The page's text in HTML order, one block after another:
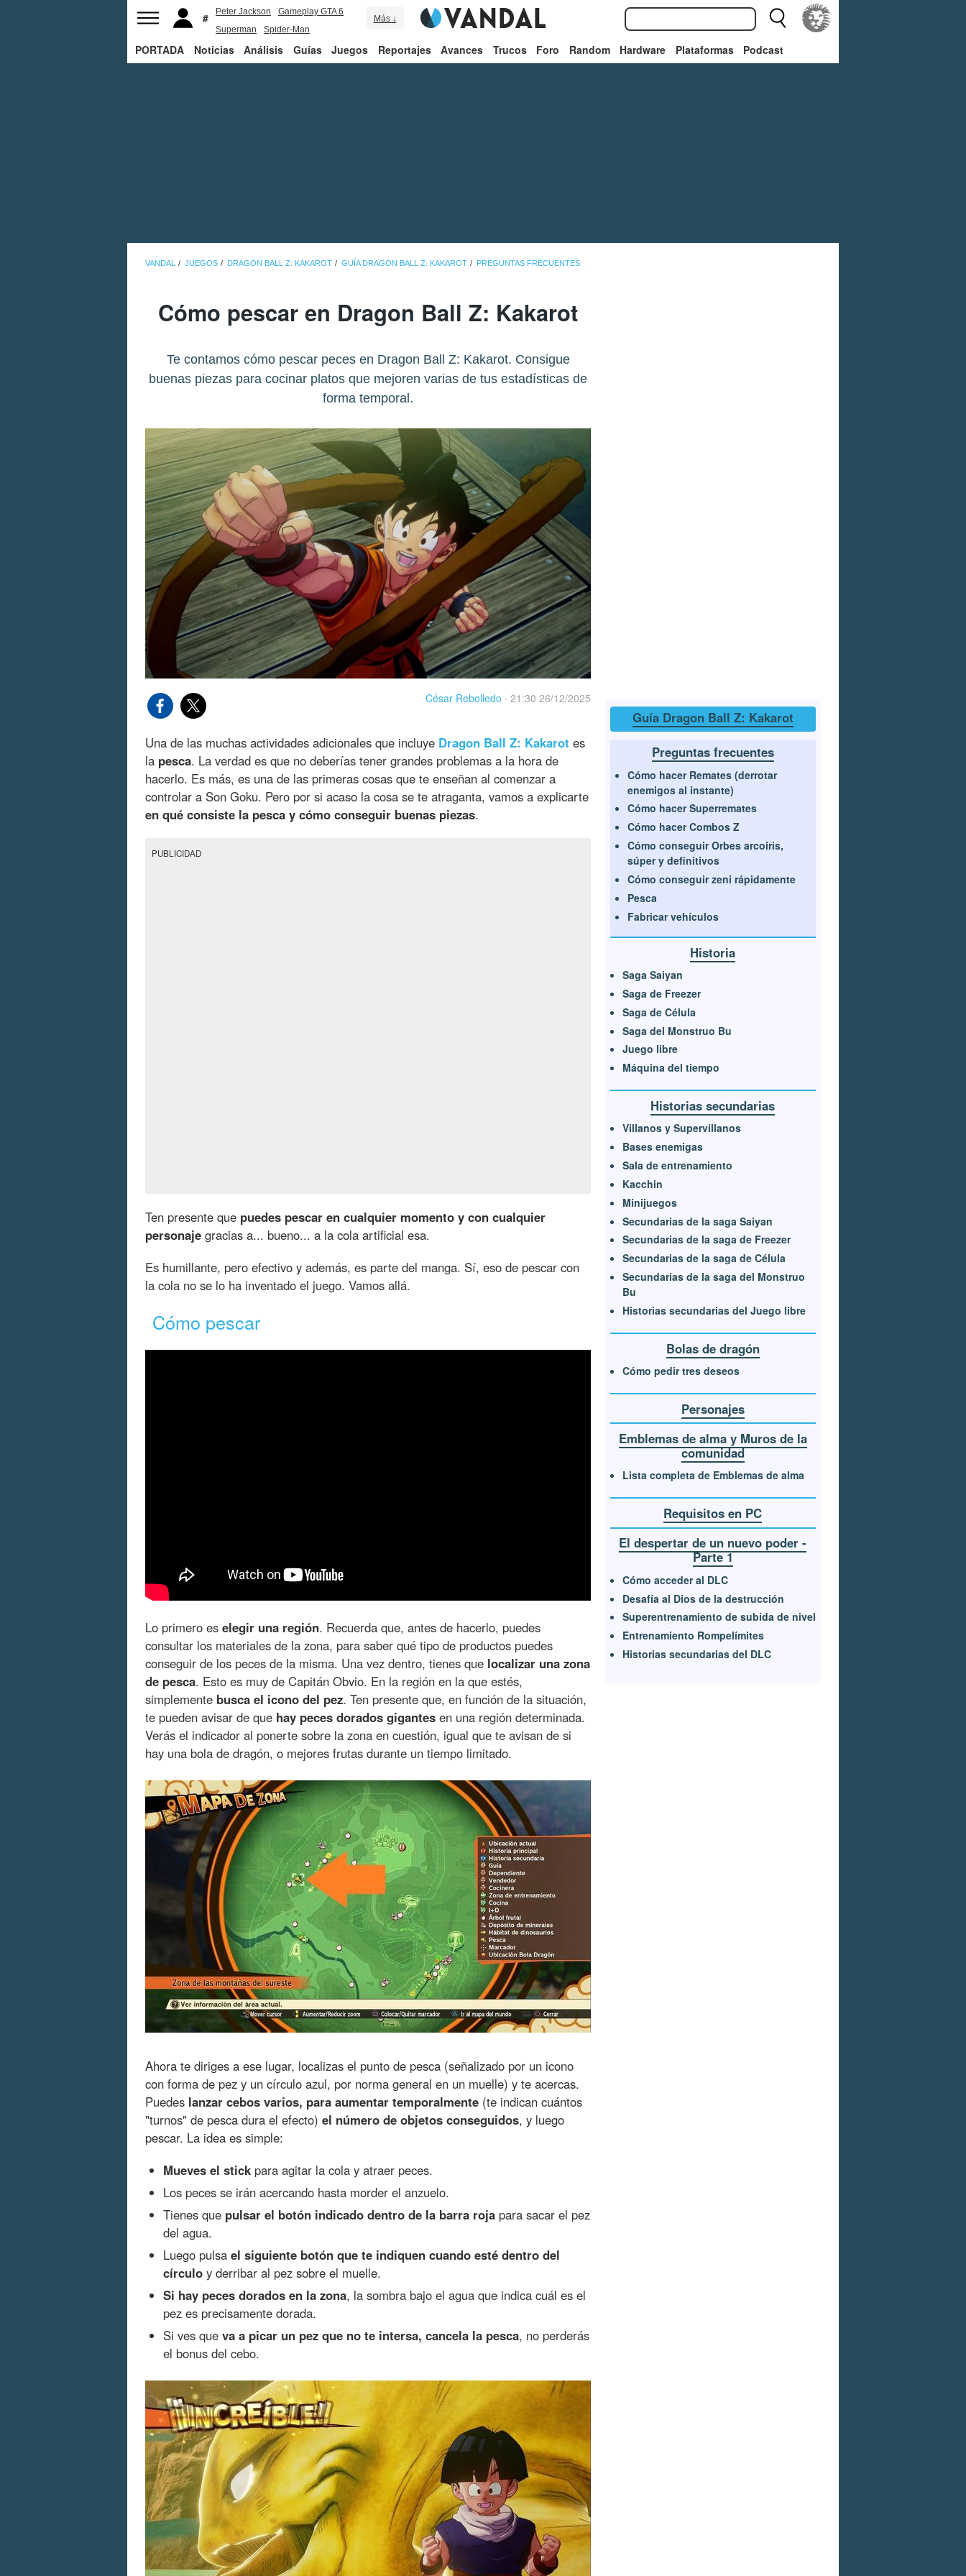
Peter Jackson
Gameplay GTA 6
Superman
Spider-Man
Más ↓
PORTADA Noticias Análisis Guías Juegos Reportajes Avances Trucos Foro Random Hardware Plataformas Podcast
VANDAL JUEGOS DRAGON BALL Z: KAKAROT GUÍA DRAGON BALL Z: KAKAROT PREGUNTAS FRECUENTES
Cómo pescar en Dragon Ball Z: Kakarot
Te contamos cómo pescar peces en Dragon Ball Z: Kakarot. Consigue
buenas piezas para cocinar platos que mejoren varias de tus estadísticas de
forma temporal.
César Rebolledo · 21:30 26/12/2025
Una de las muchas actividades adicionales que incluye Dragon Ball Z: Kakarot es
la pesca. La verdad es que no deberías tener grandes problemas a la hora de
hacerlo. Es más, es una de las primeras cosas que te enseñan al comenzar a
controlar a Son Goku. Pero por si acaso la cosa se te atraganta, vamos a explicarte
en qué consiste la pesca y cómo conseguir buenas piezas.
PUBLICIDAD
Ten presente que puedes pescar en cualquier momento y con cualquier
personaje gracias a... bueno... a la cola artificial esa.
Es humillante, pero efectivo y además, es parte del manga. Sí, eso de pescar con
la cola no se lo ha inventado el juego. Vamos allá.
Cómo pescar
Lo primero es elegir una región. Recuerda que, antes de hacerlo, puedes
consultar los materiales de la zona, para saber qué tipo de productos puedes
conseguir de los peces de la misma. Una vez dentro, tienes que localizar una zona
de pesca. Esto es muy de Capitán Obvio. En la región en la que estés,
simplemente busca el icono del pez. Ten presente que, en función de la situación,
te pueden avisar de que hay peces dorados gigantes en una región determinada.
Verás el indicador al ponerte sobre la zona en cuestión, igual que te avisan de si
hay una bola de dragón, o mejores frutas durante un tiempo limitado.
Ahora te diriges a ese lugar, localizas el punto de pesca (señalizado por un icono
con forma de pez y un círculo azul, por norma general en un muelle) y te acercas.
Puedes lanzar cebos varios, para aumentar temporalmente (te indican cuántos
"turnos" de pesca dura el efecto) el número de objetos conseguidos, y luego
pescar. La idea es simple:
Mueves el stick para agitar la cola y atraer peces.
Los peces se irán acercando hasta morder el anzuelo.
Tienes que pulsar el botón indicado dentro de la barra roja para sacar el pez
del agua.
Luego pulsa el siguiente botón que te indiquen cuando esté dentro del
círculo y derribar al pez sobre el muelle.
Si hay peces dorados en la zona, la sombra bajo el agua que indica cuál es el
pez es precisamente dorada.
Si ves que va a picar un pez que no te intersa, cancela la pesca, no perderás
el bonus del cebo.
Guía Dragon Ball Z: Kakarot
Preguntas frecuentes
Cómo hacer Remates (derrotar
enemigos al instante)
Cómo hacer Superremates
Cómo hacer Combos Z
Cómo conseguir Orbes arcoiris,
súper y definitivos
Cómo conseguir zeni rápidamente
Pesca
Fabricar vehículos
Historia
Saga Saiyan
Saga de Freezer
Saga de Célula
Saga del Monstruo Bu
Juego libre
Máquina del tiempo
Historias secundarias
Villanos y Supervillanos
Bases enemigas
Sala de entrenamiento
Kacchin
Minijuegos
Secundarias de la saga Saiyan
Secundarias de la saga de Freezer
Secundarias de la saga de Célula
Secundarias de la saga del Monstruo
Bu
Historias secundarias del Juego libre
Bolas de dragón
Cómo pedir tres deseos
Personajes
Emblemas de alma y Muros de la
comunidad
Lista completa de Emblemas de alma
Requisitos en PC
El despertar de un nuevo poder -
Parte 1
Cómo acceder al DLC
Desafía al Dios de la destrucción
Superentrenamiento de subida de nivel
Entrenamiento Rompelímites
Historias secundarias del DLC